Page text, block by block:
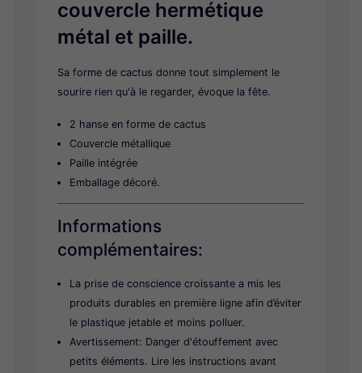
Tirelire
Boule à neige
Divers
couvercle hermétique
métal et paille.
Sa forme de cactus donne tout simplement le
sourire rien qu'à le regarder, évoque la fête.
2 hanse en forme de cactus
Couvercle métallique
Paille intégrée
Emballage décoré.
Informations
complémentaires:
La prise de conscience croissante a mis les
produits durables en première ligne afin d’éviter
le plastique jetable et moins polluer.
Avertissement: Danger d'étouffement avec
petits éléments. Lire les instructions avant